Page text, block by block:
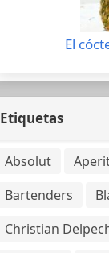
El
Etiquetas
Absolut
Bartenders
Christian